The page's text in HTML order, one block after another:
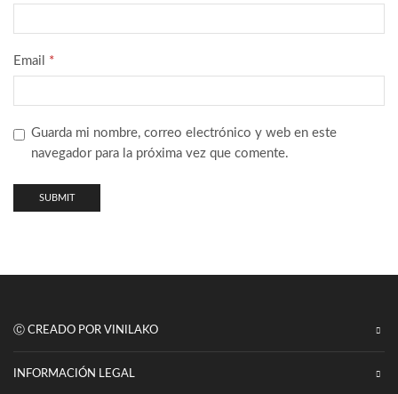
Email *
Guarda mi nombre, correo electrónico y web en este
navegador para la próxima vez que comente.
Ⓒ CREADO POR VINILAKO
INFORMACIÓN LEGAL